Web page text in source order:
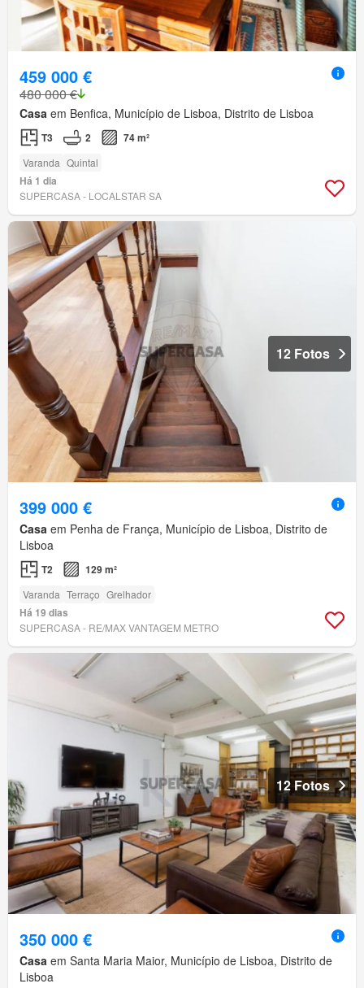
459 000 €
480 000 €
Casa em Benfica, Município de Lisboa, Distrito de Lisboa
T3 2 74 m²
Varanda Quintal
Há 1 dia
SUPERCASA - LOCALSTAR SA
12 Fotos
399 000 €
Casa em Penha de França, Município de Lisboa, Distrito de
Lisboa
T2 129 m²
Varanda Terraço Grelhador
Há 19 dias
SUPERCASA - RE/MAX VANTAGEM METRO
12 Fotos
350 000 €
Casa em Santa Maria Maior, Município de Lisboa, Distrito de
Lisboa